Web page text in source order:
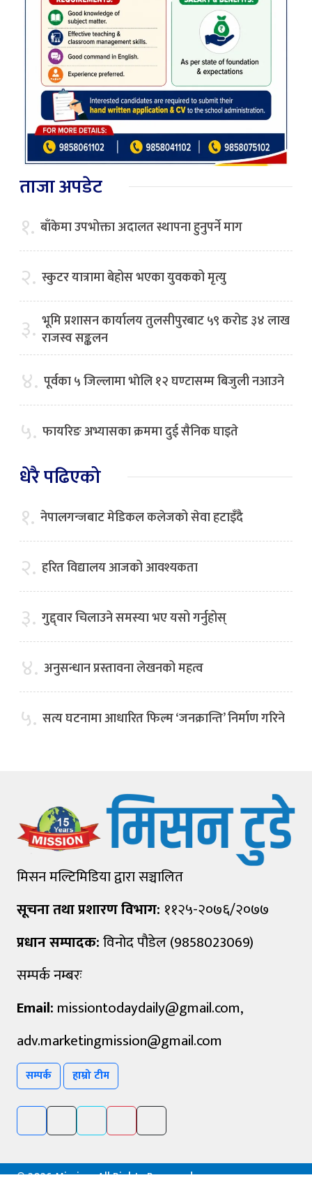
ताजा अपडेट
१. बाँकेमा उपभोक्ता अदालत स्थापना हुनुपर्ने माग
२. स्कुटर यात्रामा बेहोस भएका युवकको मृत्यु
३. भूमि प्रशासन कार्यालय तुलसीपुरबाट ५९ करोड ३४ लाख
राजस्व सङ्कलन
४. पूर्वका ५ जिल्लामा भाेलि १२ घण्टासम्म बिजुली नआउने
५. फायरिङ अभ्यासका क्रममा दुई सैनिक घाइते
धेरै पढिएको
१. नेपालगन्जबाट मेडिकल कलेजको सेवा हटाइँदै
२. हरित विद्यालय आजको आवश्यकता
३. गुद्द्वार चिलाउने समस्या भए यसो गर्नुहोस्
४. अनुसन्धान प्रस्तावना लेखनको महत्व
५. सत्य घटनामा आधारित फिल्म ‘जनक्रान्ति’ निर्माण गरिने
मिसन मल्टिमिडिया द्वारा सञ्चालित
सूचना तथा प्रशारण विभाग: ११२५-२०७६/२०७७
प्रधान सम्पादक:विनोद पौडेल (9858023069)
सम्पर्क नम्बरः
Email: missiontodaydaily@gmail.com,
adv.marketingmission@gmail.com
सम्पर्क हाम्रो टीम
©2026 Mission, All Rights Reserved.